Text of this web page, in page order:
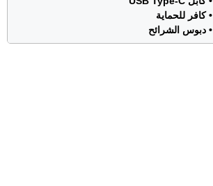
• كافر للحماية
• دبوس الشرائح